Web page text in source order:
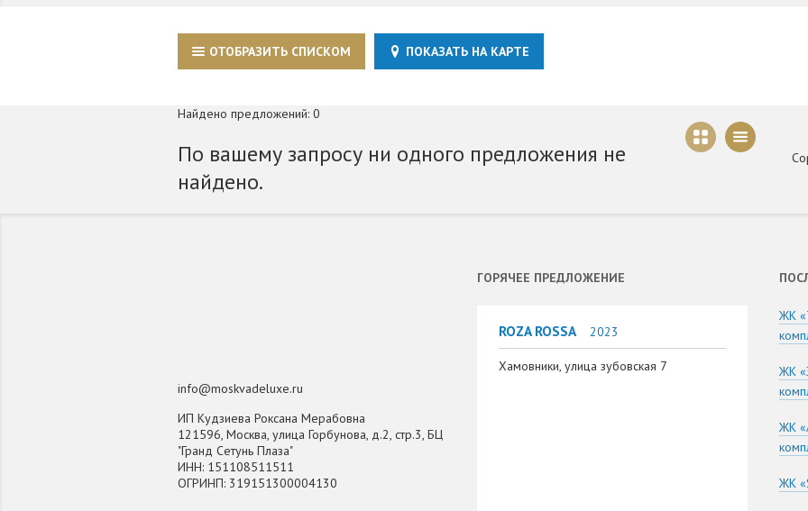
ОТОБРАЗИТЬ СПИСКОМ ПОКАЗАТЬ НА КАРТЕ
Найдено предложений: 0
По вашему запросу ни одного предложения не
найдено.
info@moskvadeluxe.ru
ИП Кудзиева Роксана Мерабовна
121596, Москва, улица Горбунова, д.2, стр.3, БЦ
"Гранд Сетунь Плаза"
ИНН: 151108511511
ОГРИНП: 319151300004130
ГОРЯЧЕЕ ПРЕДЛОЖЕНИЕ
ROZA ROSSA 2023
Хамовники, улица зубовская 7
ЖК
ЖК
ЖК
ЖК